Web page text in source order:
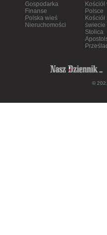
Gospodarka
Finanse
Polska wieś
Nieruchomości
Kościół
Polsce
Kościół
świecie
Stolica
©